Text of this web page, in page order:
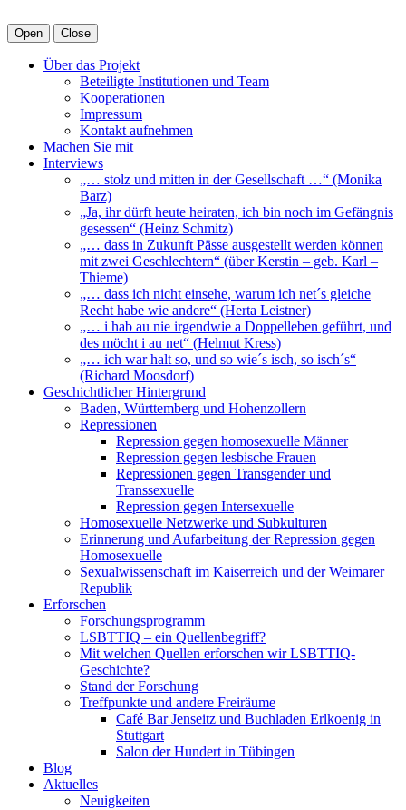
Open Close
Über das Projekt
Beteiligte Institutionen und Team
Kooperationen
Impressum
Kontakt aufnehmen
Machen Sie mit
Interviews
„… stolz und mitten in der Gesellschaft …“ (Monika
Barz)
„Ja, ihr dürft heute heiraten, ich bin noch im Gefängnis
gesessen“ (Heinz Schmitz)
„… dass in Zukunft Pässe ausgestellt werden können
mit zwei Geschlechtern“ (über Kerstin – geb. Karl –
Thieme)
„… dass ich nicht einsehe, warum ich net´s gleiche
Recht habe wie andere“ (Herta Leistner)
„… i hab au nie irgendwie a Doppelleben geführt, und
des möcht i au net“ (Helmut Kress)
„… ich war halt so, und so wie´s isch, so isch´s“
(Richard Moosdorf)
Geschichtlicher Hintergrund
Baden, Württemberg und Hohenzollern
Repressionen
Repression gegen homosexuelle Männer
Repression gegen lesbische Frauen
Repressionen gegen Transgender und
Transsexuelle
Repression gegen Intersexuelle
Homosexuelle Netzwerke und Subkulturen
Erinnerung und Aufarbeitung der Repression gegen
Homosexuelle
Sexualwissenschaft im Kaiserreich und der Weimarer
Republik
Erforschen
Forschungsprogramm
LSBTTIQ – ein Quellenbegriff?
Mit welchen Quellen erforschen wir LSBTTIQ-
Geschichte?
Stand der Forschung
Treffpunkte und andere Freiräume
Café Bar Jenseitz und Buchladen Erlkoenig in
Stuttgart
Salon der Hundert in Tübingen
Blog
Aktuelles
Neuigkeiten